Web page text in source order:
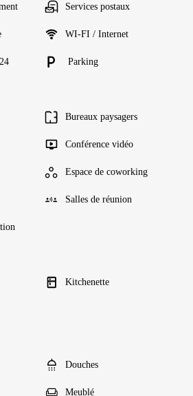
Services postaux
WI-FI / Internet
Parking
Bureaux paysagers
Conférence vidéo
Espace de coworking
Salles de réunion
Kitchenette
Douches
Meublé